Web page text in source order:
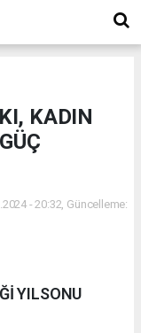
KADIN
- 20:32, Güncelleme:
YILSONU